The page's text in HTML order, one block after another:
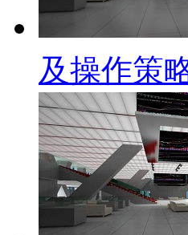
及操作策